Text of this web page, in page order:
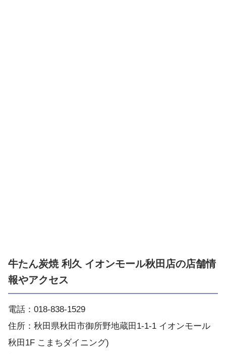
牛たん炭焼 利久 イオンモール秋田店の店舗情
報やアクセス
電話：018-838-1529
住所：秋田県秋田市御所野地蔵田1-1-1 イオンモール
秋田1F こまちダイニング)